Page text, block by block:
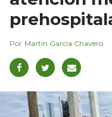
Martín García Chavero